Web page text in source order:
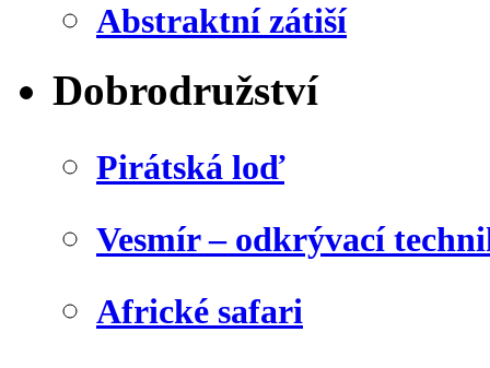
Abstraktní zátiší
Dobrodružství
Pirátská loď
Vesmír – odkrývací
Africké safari